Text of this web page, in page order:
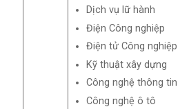
Dịch vụ lữ hành
Điện Công nghiệp
Điện tử Công nghiệp
Kỹ thuật xây dựng
Công nghệ thông tin
Công nghệ ô tô